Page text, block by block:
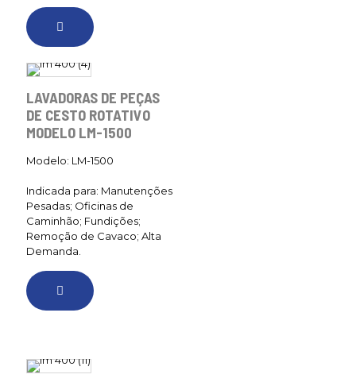
LAVADORAS DE PEÇAS
DE CESTO ROTATIVO
MODELO LM-1500
Modelo: LM-1500
Indicada para: Manutenções
Pesadas; Oficinas de
Caminhão; Fundições;
Remoção de Cavaco; Alta
Demanda.